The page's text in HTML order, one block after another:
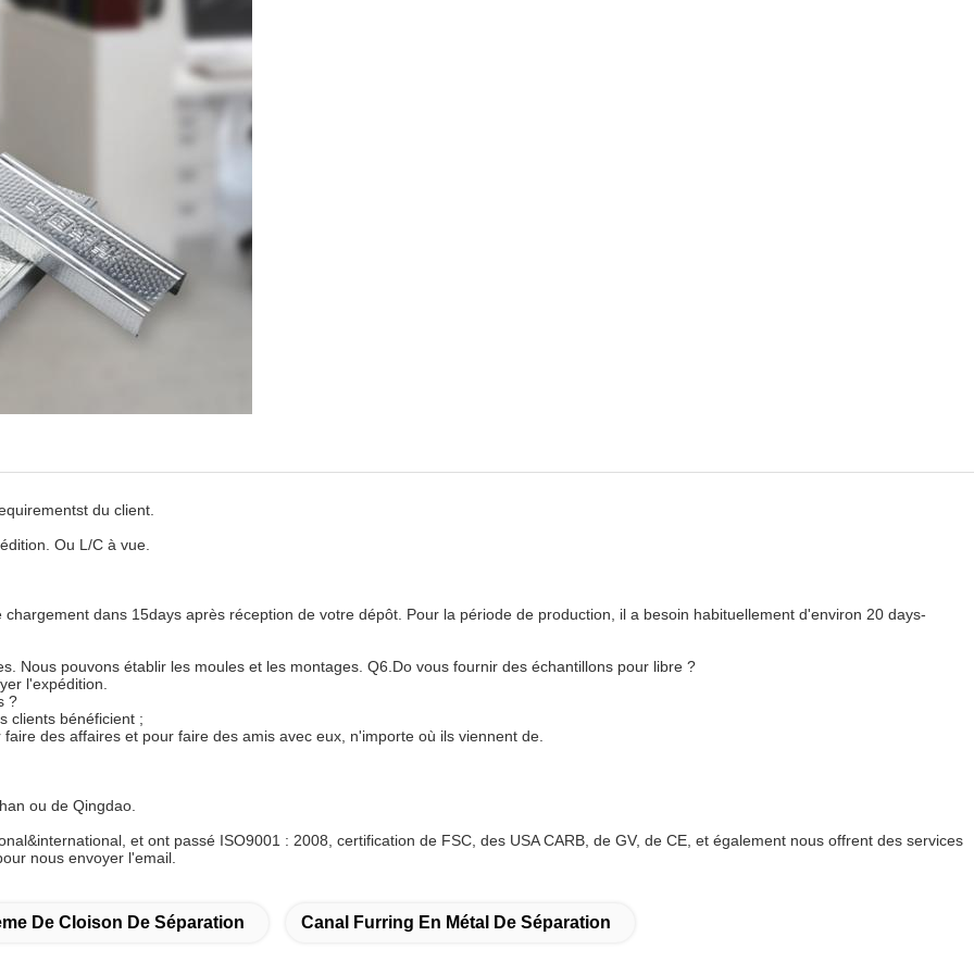
du client.
Ou L/C à vue.
dans 15days après réception de votre dépôt. Pour la période de production, il a besoin habituellement d'environ 20 days-
Nous pouvons établir les moules et les montages. Q6.Do vous fournir des échantillons pour libre ?
l'expédition.
?
clients bénéficient ;
des affaires et pour faire des amis avec eux, n'importe où ils viennent de.
ou de Qingdao.
et ont passé ISO9001 : 2008, certification de FSC, des USA CARB, de GV, de CE, et également nous offrent des services
nous envoyer l'email.
De Cloison De Séparation Canal Furring En Métal De Séparation